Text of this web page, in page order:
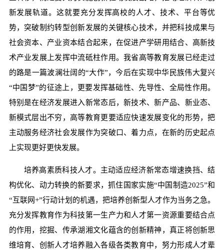
新发展轨道。这就要充分发挥高校的人才、技术、平台等优
势，突破制约转型创新发展的关键核心技术，并把科技成果与
社会资本、产业资本结合起来，在促进产学研用结合、高新技
术产业发展上发挥中流砥柱作用。我省高等教育发展已经走过
的路是一篇波澜壮阔的“大作”，今后在实现中华民族伟大复兴
“中国梦”的征途上，更要发挥基础性、先导性、全局性作用。
特别是在经济发展进入新常态后，新技术、新产品、新业态、
新模式层出不穷，高等教育更要适应快速发展变化的形势，把
主动服务经济社会发展作为突破口、着力点，在新的历史起点
上实现更好更快发展。
培养高素质科技人才。主动适应经济新常态增速换挡、结
构优化、动力转换的新要求，抓住国家实施“中国制造2025”和
“互联网+”行动计划的机遇，把培养创新型人才作为当务之急。
充分发挥教育作为科技第一生产力和人才第一资源重要结合点
的作用，挖掘、传承湖湘文化蕴含的创新精神，真正将创新思
维培育、创新人才培养融入各级各类教育中，努力形成人才辈